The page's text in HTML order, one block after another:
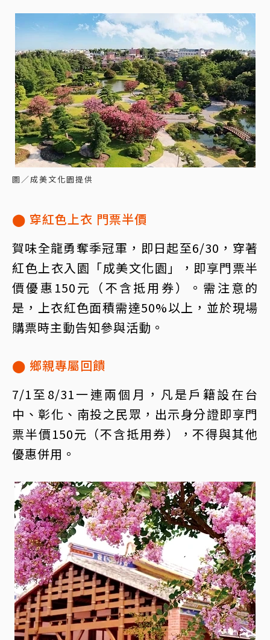
圖／成美文化園提供
⬤ 穿紅色上衣 門票半價
賀味全龍勇奪季冠軍，即日起至6/30，穿著
紅色上衣入園「成美文化園」，即享門票半
價優惠150元（不含抵用券）。需注意的
是，上衣紅色面積需達50%以上，並於現場
購票時主動告知參與活動。
⬤ 鄉親專屬回饋
7/1至8/31一連兩個月，凡是戶籍設在台
中、彰化、南投之民眾，出示身分證即享門
票半價150元（不含抵用券），不得與其他
優惠併用。